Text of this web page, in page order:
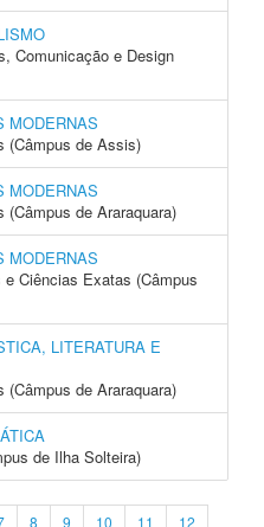
Comunicação e Design
MODERNAS
(Câmpus de Assis)
MODERNAS
(Câmpus de Araraquara)
MODERNAS
Ciências Exatas (Câmpus
LITERATURA E
(Câmpus de Araraquara)
de Ilha Solteira)
8 9 10 11 12